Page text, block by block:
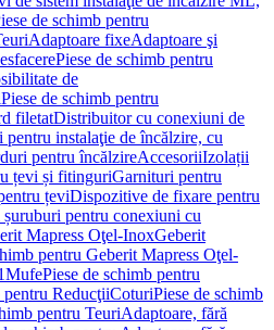
de schimb pentru
Adaptoare fixeAdaptoare şi
Piese de schimb pentru
de
Piese de schimb pentru
filetatDistribuitor cu conexiuni de
instalaţie de încălzire, cu
pentru încălzireAccesoriiIzolații
țevi și fitinguriGarnituri pentru
țeviDispozitive de fixare pentru
șuruburi pentru conexiuni cu
Mapress Oţel-InoxGeberit
pentru Geberit Mapress Oţel-
MufePiese de schimb pentru
pentru ReducţiiCoturiPiese de schimb
pentru TeuriAdaptoare, fără